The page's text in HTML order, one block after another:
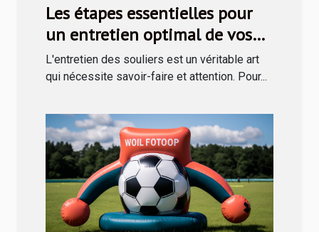
Les étapes essentielles pour
un entretien optimal de vos
souliers avec un kit de cirage
L'entretien des souliers est un véritable art
qui nécessite savoir-faire et attention. Pour...